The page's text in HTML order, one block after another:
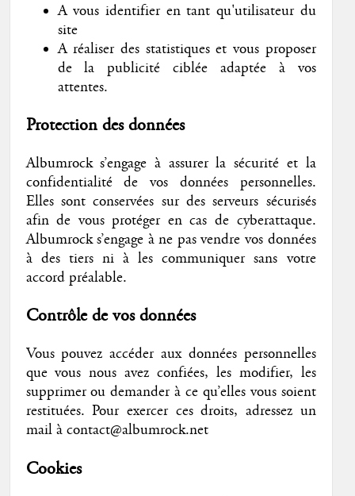
A vous identifier en tant qu'utilisateur du
site
A réaliser des statistiques et vous proposer
de la publicité ciblée adaptée à vos
attentes.
Protection des données
Albumrock s’engage à assurer la sécurité et la
confidentialité de vos données personnelles.
Elles sont conservées sur des serveurs sécurisés
afin de vous protéger en cas de cyberattaque.
Albumrock s’engage à ne pas vendre vos données
à des tiers ni à les communiquer sans votre
accord préalable.
Contrôle de vos données
Vous pouvez accéder aux données personnelles
que vous nous avez confiées, les modifier, les
supprimer ou demander à ce qu’elles vous soient
restituées. Pour exercer ces droits, adressez un
mail à contact@albumrock.net
Cookies